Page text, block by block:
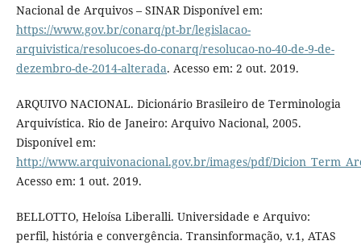
Nacional de Arquivos – SINAR Disponível em:
https://www.gov.br/conarq/pt-br/legislacao-
arquivistica/resolucoes-do-conarq/resolucao-no-40-de-9-de-
dezembro-de-2014-alterada. Acesso em: 2 out. 2019.
ARQUIVO NACIONAL. Dicionário Brasileiro de Terminologia
Arquivística. Rio de Janeiro: Arquivo Nacional, 2005.
Disponível em:
http://www.arquivonacional.gov.br/images/pdf/
Acesso em: 1 out. 2019.
BELLOTTO, Heloísa Liberalli. Universidade e Arquivo:
perfil, história e convergência. Transinformação, v.1, ATAS